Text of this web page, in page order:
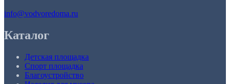
info@vodvoredoma.ru
Каталог
Детская площадка
Спорт площадка
Благоустройство